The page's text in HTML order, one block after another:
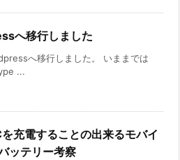
へ移行しました
へ移行しました。 いままでは
...
充電することの出来るモバイ
ッテリー考察